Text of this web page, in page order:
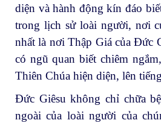
diện và hành động kín đáo
trong lịch sử loài người, nơi
nhất là nơi Thập Giá của Đức
có ngũ quan biết chiêm
Thiên Chúa hiện diện, lên
Đức Giêsu không chỉ chữa
ngoài của loài người của